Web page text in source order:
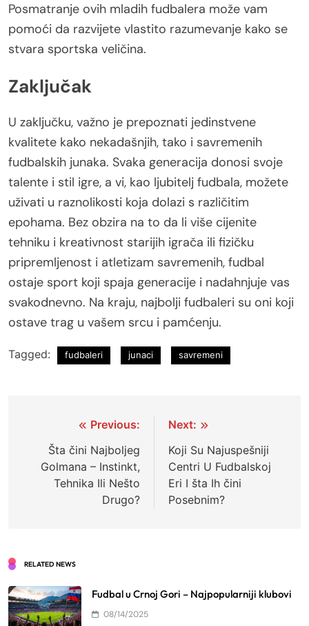
Posmatranje ovih mladih fudbalera može vam
pomoći da razvijete vlastito razumevanje kako se
stvara sportska veličina.
Zaključak
U zaključku, važno je prepoznati jedinstvene
kvalitete kako nekadašnjih, tako i savremenih
fudbalskih junaka. Svaka generacija donosi svoje
talente i stil igre, a vi, kao ljubitelj fudbala, možete
uživati u raznolikosti koja dolazi s različitim
epohama. Bez obzira na to da li više cijenite
tehniku i kreativnost starijih igrača ili fizičku
pripremljenost i atletizam savremenih, fudbal
ostaje sport koji spaja generacije i nadahnjuje vas
svakodnevno. Na kraju, najbolji fudbaleri su oni koji
ostave trag u vašem srcu i pamćenju.
Tagged: fudbaleri junaci savremeni
navigation
Previous:
Šta čini Najboljeg
Golmana – Instinkt,
Tehnika Ili Nešto
Drugo?
Next:
Koji Su Najuspešniji
Centri U Fudbalskoj
Eri I šta Ih čini
Posebnim?
RELATED NEWS
Fudbal u Crnoj Gori – Najpopularniji klubovi
08/14/2025